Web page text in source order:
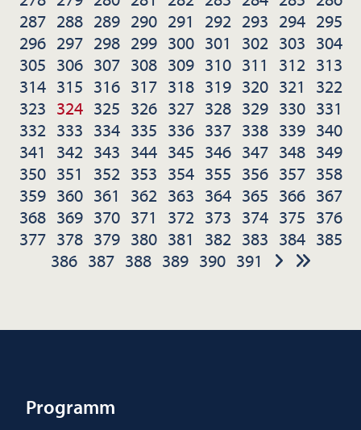
287 288 289 290 291 292 293 294 295
296 297 298 299 300 301 302 303 304
305 306 307 308 309 310 311 312 313
314 315 316 317 318 319 320 321
322
323 324 325 326 327 328 329 330 331
332 333 334 335 336 337 338 339 340
341
342 343 344 345 346 347 348 349
350 351 352 353 354 355 356 357 358
359 360 361 362 363 364 365 366 367
368 369 370 371 372 373 374 375 376
377 378 379 380 381 382 383 384 385
386 387 388 389 390 391
Programm